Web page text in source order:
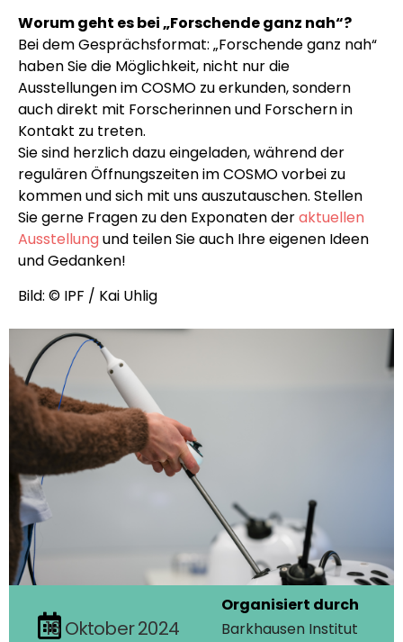
Worum geht es bei „Forschende ganz nah“?
Bei dem Gesprächsformat: „Forschende ganz nah“
haben Sie die Möglichkeit, nicht nur die
Ausstellungen im COSMO zu erkunden, sondern
auch direkt mit Forscherinnen und Forschern in
Kontakt zu treten.
Sie sind herzlich dazu eingeladen, während der
regulären Öffnungszeiten im COSMO vorbei zu
kommen und sich mit uns auszutauschen. Stellen
Sie gerne Fragen zu den Exponaten deraktuellen
Ausstellung und teilen Sie auch Ihre eigenen Ideen
und Gedanken!
Bild: © IPF / Kai Uhlig
16 Oktober2024
Organisiert durch
Barkhausen Institut